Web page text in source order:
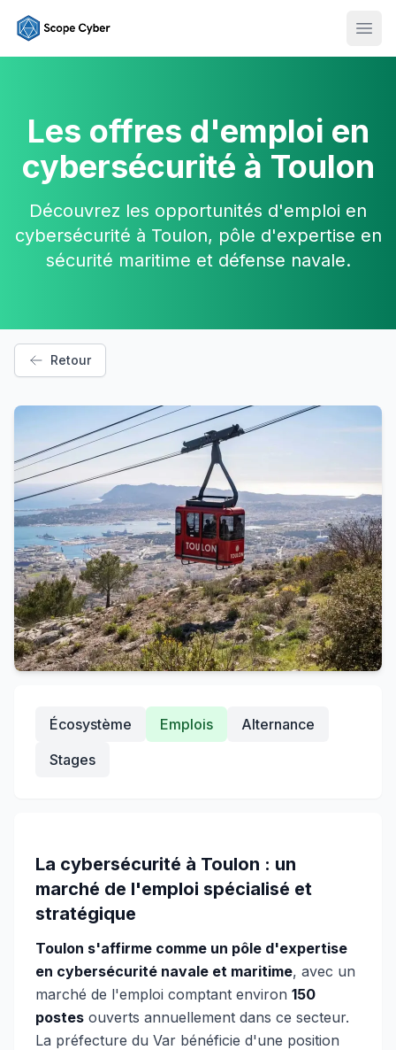
Les offres d'emploi en
cybersécurité à Toulon
Découvrez les opportunités d'emploi en
cybersécurité à Toulon, pôle d'expertise en
sécurité maritime et défense navale.
Retour
Écosystème Emplois
Alternance
Stages
La cybersécurité à Toulon : un
marché de l'emploi spécialisé et
stratégique
Toulon s'affirme comme un pôle d'expertise
en cybersécurité navale et maritime, avec un
marché de l'emploi comptant environ 150
postes ouverts annuellement dans ce secteur.
La préfecture du Var bénéficie d'une position